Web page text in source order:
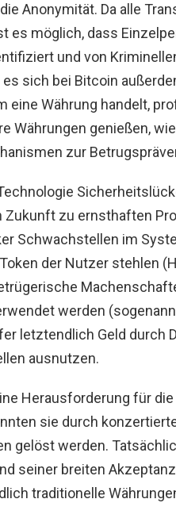
Anonymität. Da alle
es möglich, dass
und von
sich bei Bitcoin
eine Währung handelt,
Währungen genießen,
zur
Zukunft zu ernsthaften
Schwachstellen im
der Nutzer stehlen
werden
letztendlich Geld durch
ausnutzen.
Herausforderung für
sie durch
gelöst werden.
seiner breiten
traditionelle